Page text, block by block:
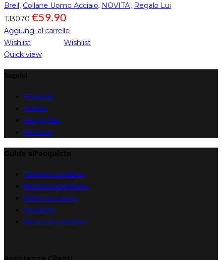
Breil, Collane Uomo Acciaio, NOVITA', Regalo Lui
TJ3070 €59.90
Aggiungi al carrello
Wishlist
Wishlist
Quick view
Facebook
Twitter
Google Plus
Pinterest
Termini e condizioni
Metodi di pagamento
Diritto di recesso
Spedizioni
Rintraccia spedizioni